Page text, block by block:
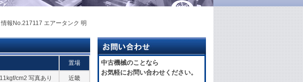
報No.217117 エアータンク 明
置場
cm2 写真あり 近畿
中古機械のことなら
お気軽にお問い合わせください。